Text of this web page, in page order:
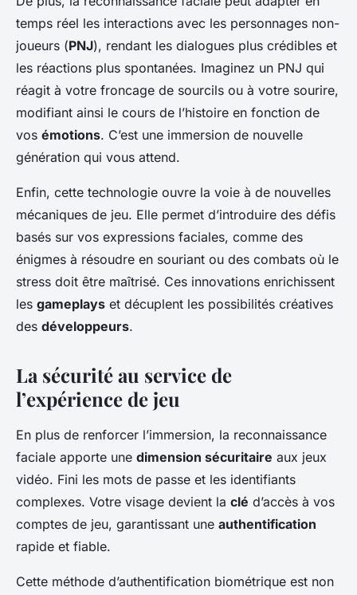
temps réel les interactions avec les personnages non-
joueurs (PNJ), rendant les dialogues plus crédibles et
les réactions plus spontanées. Imaginez un PNJ qui
réagit à votre froncage de sourcils ou à votre sourire,
modifiant ainsi le cours de l’histoire en fonction de
vos émotions. C’est une immersion de nouvelle
génération qui vous attend.
Enfin, cette technologie ouvre la voie à de nouvelles
mécaniques de jeu. Elle permet d’introduire des défis
basés sur vos expressions faciales, comme des
énigmes à résoudre en souriant ou des combats où le
stress doit être maîtrisé. Ces innovations enrichissent
les gameplays et décuplent les possibilités créatives
des développeurs.
La sécurité au service de
l’expérience de jeu
En plus de renforcer l’immersion, la reconnaissance
faciale apporte une dimension sécuritaire aux jeux
vidéo. Fini les mots de passe et les identifiants
complexes. Votre visage devient la clé d’accès à vos
comptes de jeu, garantissant une authentification
rapide et fiable.
Cette méthode d’authentification biométrique est non